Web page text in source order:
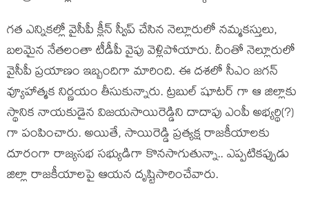
గ‌త ఎన్నిక‌ల్లో వైసీపీ క్లీన్ స్వీప్ చేసిన నెల్లూరులో నమ్మకస్తులు,
బలమైన నేతలంతా టీడీపీ వైపు వెళ్లిపోయారు. దీంతో నెల్లూరులో
వైసీపీ ప్రయాణం ఇబ్బందిగా మారింది. ఈ దశలో సీఎం జగన్
వ్యూహాత్మక నిర్ణయం తీసుకున్నారు. ట్రబుల్ షూటర్ గా ఆ జిల్లాకు
స్థానిక నాయకుడైన విజయసాయిరెడ్డిని దాదాపు ఎంపీ అభ్య‌ర్థి(?)
గా పంపించారు. అయితే, సాయిరెడ్డి ప్రత్యక్ష రాజకీయాలకు
దూరంగా రాజ్యసభ సభ్యుడిగా కొనసాగుతున్నా.. ఎప్పటికప్పుడు
జిల్లా రాజకీయాలపై ఆయన దృష్టిసారించేవారు.